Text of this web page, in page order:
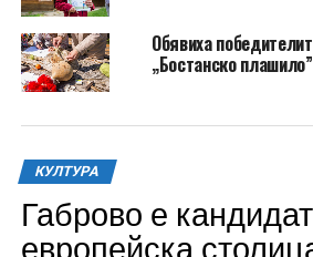
Обявиха
„Бостанско плашило”
КУЛТУРА
Габрово е
европейска